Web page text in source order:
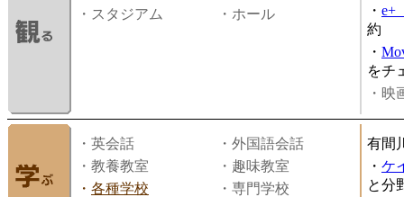
・スタジアム
・ホール
・ e+
約
・
をチ
・映
・英会話
・外国語会話
・教養教室
・趣味教室
・ 各種学校 ・専門学校
有間
・ ケ
と分